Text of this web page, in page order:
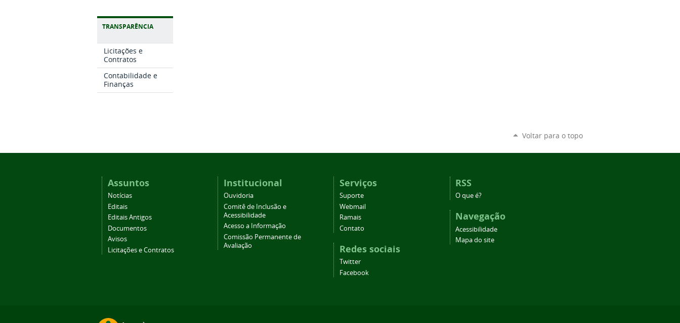
TRANSPARÊNCIA
Licitações e
Contratos
Contabilidade e
Finanças
Voltar para o topo
Assuntos
Notícias
Editais
Editais Antigos
Documentos
Avisos
Licitações e Contratos
Institucional
Ouvidoria
Comitê de Inclusão e
Acessibilidade
Acesso a Informação
Comissão Permanente de
Avaliação
Serviços
Suporte
Webmail
Ramais
Contato
Redes sociais
Twitter
Facebook
RSS
O que é?
Navegação
Acessibilidade
Mapa do site